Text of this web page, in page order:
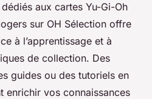
aux cartes Yu-Gi-Oh
sur OH Sélection offre
à l’apprentissage et à
de collection. Des
guides ou des tutoriels en
enrichir vos connaissances